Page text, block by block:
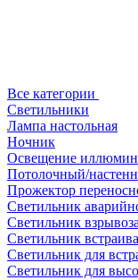
Все категории
Светильники
Лампа настольная
Ночник
Освещение
Потолочный/
Прожектор
Светильник
Светильник
Светильник
Светильник для
Светильник для